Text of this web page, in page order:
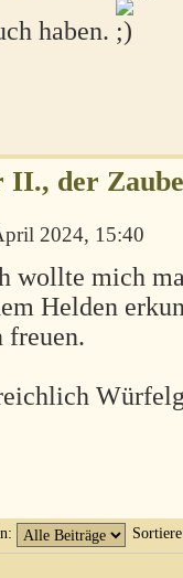
haben.
der
2024, 15:40
wollte mich
Helden
freuen.